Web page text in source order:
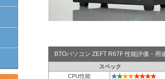
BTOパソコン ZEFT R67F 性能評価・用
スペック
CPU性能
★★★★★★★★